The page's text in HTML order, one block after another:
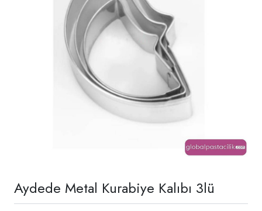
Aydede Metal Kurabiye Kalıbı 3lü